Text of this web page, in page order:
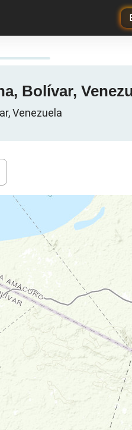
Bolívar,
Venezuela